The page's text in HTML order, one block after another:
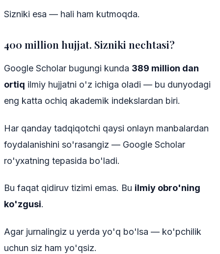
Sizniki esa — hali ham kutmoqda.
400 million hujjat. Sizniki nechtasi?
Google Scholar bugungi kunda 389 million dan
ortiq ilmiy hujjatni o'z ichiga oladi — bu dunyodagi
eng katta ochiq akademik indekslardan biri.
Har qanday tadqiqotchi qaysi onlayn manbalardan
foydalanishini so'rasangiz — Google Scholar
ro'yxatning tepasida bo'ladi.
Bu faqat qidiruv tizimi emas. Bu ilmiy obro'ning
ko'zgusi.
Agar jurnalingiz u yerda yo'q bo'lsa — ko'pchilik
uchun siz ham yo'qsiz.